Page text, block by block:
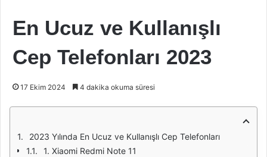
En Ucuz ve Kullanışlı
Cep Telefonları 2023
17 Ekim 2024 4 dakika okuma süresi
2023 Yılında En Ucuz ve Kullanışlı Cep Telefonları
1. Xiaomi Redmi Note 11